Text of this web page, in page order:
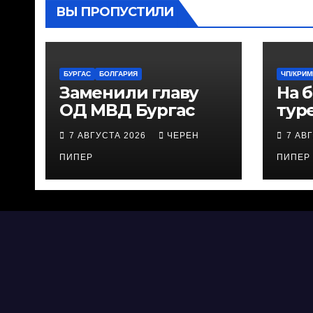
ВЫ ПРОПУСТИЛИ
БУРГАС БОЛГАРИЯ
Заменили главу
ОД МВД Бургас
7 АВГУСТА 2026 ЧЕРЕН
ПИПЕР
ЧП/
На
7
ПИПЕР